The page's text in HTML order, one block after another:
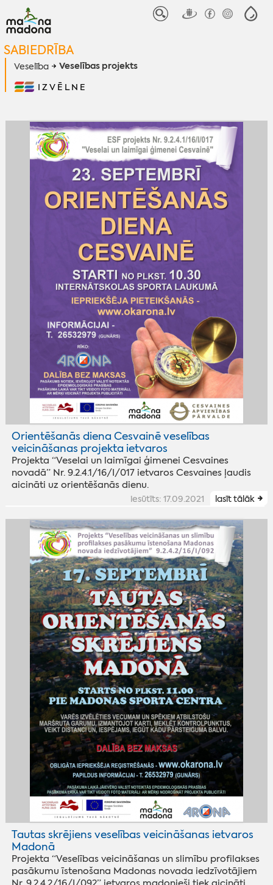
SABIEDRĪBA
Veselība Veselības projekts
IZVĒLNE
Orientēšanās diena Cesvainē veselības
veicināšanas projekta ietvaros
Projekta “Veselai un laimīgai ģimenei Cesvaines
novadā” Nr. 9.2.4.1/16/I/017 ietvaros Cesvaines ļaudis
aicināti uz orientēšanās dienu.
iesūtīts: 17.09.2021 lasīt tālāk
Tautas skrējiens veselības veicināšanas ietvaros
Madonā
Projekta “Veselības veicināšanas un slimību profilakses
pasākumu īstenošana Madonas novada iedzīvotājiem